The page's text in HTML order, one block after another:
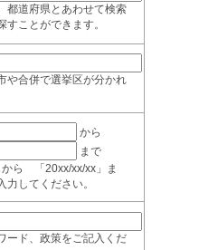
都道府県とあわせて検索
すことができます。
や合併で選挙区が分かれ
から
まで
ら 「20xx/xx/xx」ま
してください。
ード、政策をご記入くだ